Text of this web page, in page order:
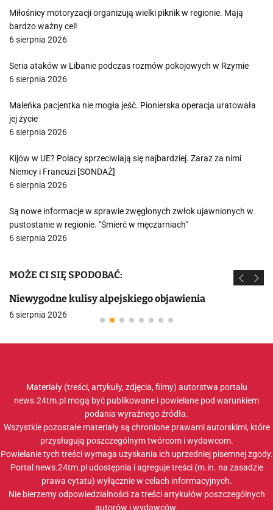
Miłośnicy motoryzacji organizują wielki piknik w regionie. Mają
bardzo ważny cel!
6 sierpnia 2026
Seria ataków w Libanie podczas rozmów pokojowych w Rzymie
6 sierpnia 2026
Maleńka pacjentka nie mogła jeść. Pionierska operacja uratowała
jej życie
6 sierpnia 2026
Kijów w UE? Polacy sprzeciwiają się najbardziej. Zaraz za nimi
Niemcy i Francuzi [SONDAŻ]
6 sierpnia 2026
Są nowe informacje w sprawie zwęglonych zwłok ujawnionych w
pustostanie w regionie. "Śmierć w męczarniach"
6 sierpnia 2026
MOŻE CI SIĘ SPODOBAĆ:
Niewygodne kulisy alpejskiego objawienia
6 sierpnia 2026
Materiały (treści, artykuły, zdjęcia, filmy) autorstwa portalu
news.24tm.pl mogą być publikowane i powielane pod warunkiem
podania wyraźnego źródła.
Wszystkie pozostałe materiały są chronione prawami autorskimi, które
przysługują poszczególnym twórcom i wydawcom.
Powielanie tych treści wymaga uzyskania ich uprzedniej pisemnej zgody.
Portal news.24tm.pl udostępnia i agreguje treści (m.in. na zasadzie
prawa cytatu) wyłącznie w celach informacyjnych.
Nie bierzemy odpowiedzialności za treści artykułów poszczególnych
autorów i wydawców.